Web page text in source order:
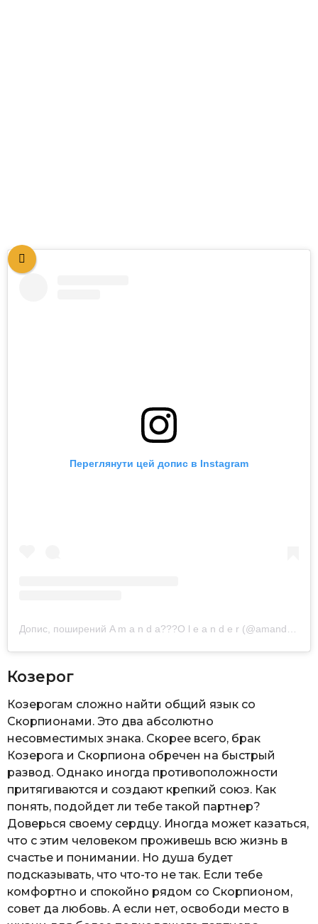
Переглянути цей допис в Instagram
Допис, поширений A m a n d a??‍?O l e a n d e r (@amandaoleander)
Козерог
Козерогам сложно найти общий язык со
Скорпионами. Это два абсолютно
несовместимых знака. Скорее всего, брак
Козерога и Скорпиона обречен на быстрый
развод. Однако иногда противоположности
притягиваются и создают крепкий союз. Как
понять, подойдет ли тебе такой партнер?
Доверься своему сердцу. Иногда может казаться,
что с этим человеком проживешь всю жизнь в
счастье и понимании. Но душа будет
подсказывать, что что-то не так. Если тебе
комфортно и спокойно рядом со Скорпионом,
совет да любовь. А если нет, освободи место в